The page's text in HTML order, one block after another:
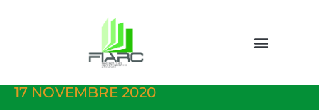
17 NOVEMBRE 2020